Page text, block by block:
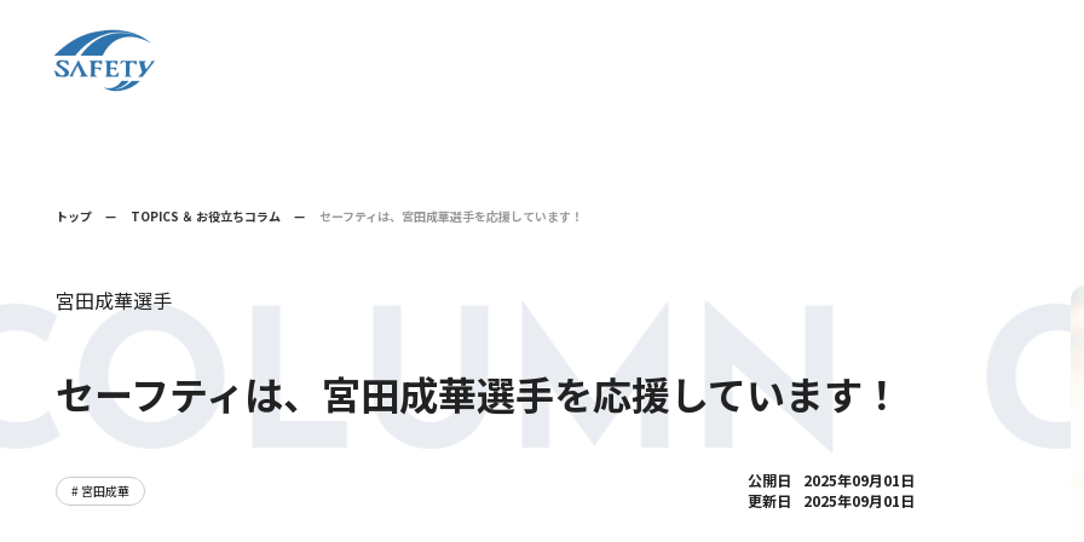
トップ TOPICS ＆ お役立ちコラム セーフティは、宮田成華選手を応援しています！
宮田成華選手
セーフティは、宮田成華選手を応援しています！
# 宮田成華
公開日
2025年09月01日
更新日
2025年09月01日